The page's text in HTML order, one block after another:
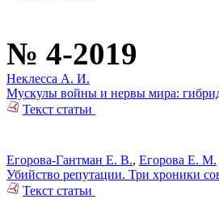
№ 4-2019
Неклесса А. И.
Мускулы войны и нервы мира:
Текст статьи
Егорова-Гантман Е. В., Егорова Е. М.
Убийство репутации. Три хроники
Текст статьи